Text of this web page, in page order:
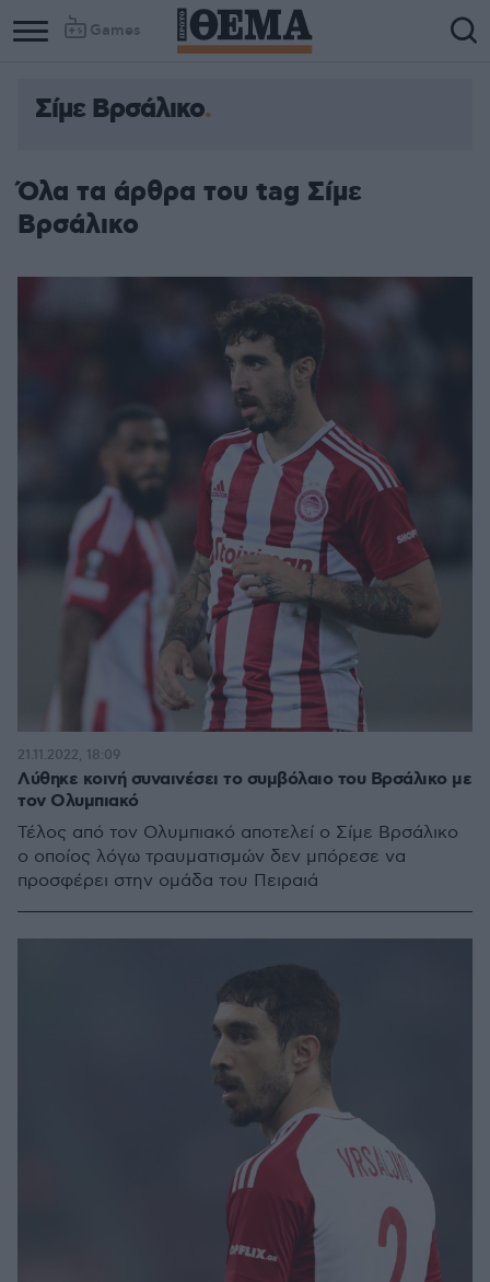
Games
Σίμε Βρσάλικο
Όλα τα άρθρα του tag Σίμε
Βρσάλικο
Λύθηκε κοινή συναινέσει το συμβόλαιο του Βρσάλικο με
τον Ολυμπιακό
Τέλος από τον Ολυμπιακό αποτελεί ο Σίμε Βρσάλικο
ο οποίος λόγω τραυματισμών δεν μπόρεσε να
προσφέρει στην ομάδα του Πειραιά
21.11.2022, 18:09